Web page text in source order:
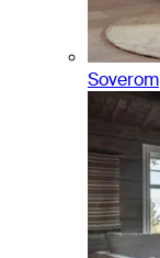
Soverom